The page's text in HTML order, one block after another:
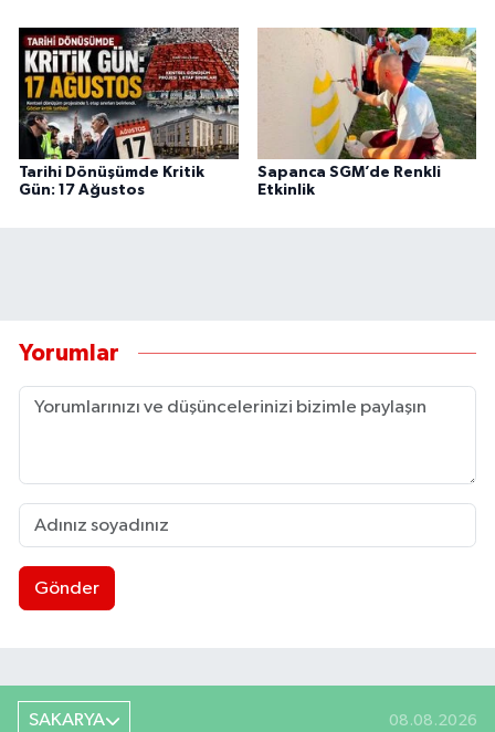
Tarihi Dönüşümde Kritik
Gün: 17 Ağustos
Sapanca SGM’de Renkli
Etkinlik
Yorumlar
Gönder
SAKARYA 08.08.2026